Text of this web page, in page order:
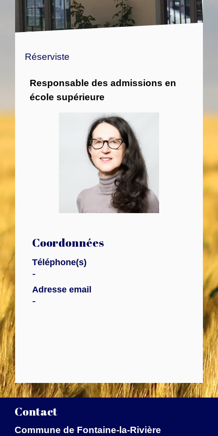
Réserviste
Responsable des admissions en
école supérieure
Coordonnées
Téléphone(s)
-
Adresse email
-
Contact
Commune de Fontaine-la-Rivière